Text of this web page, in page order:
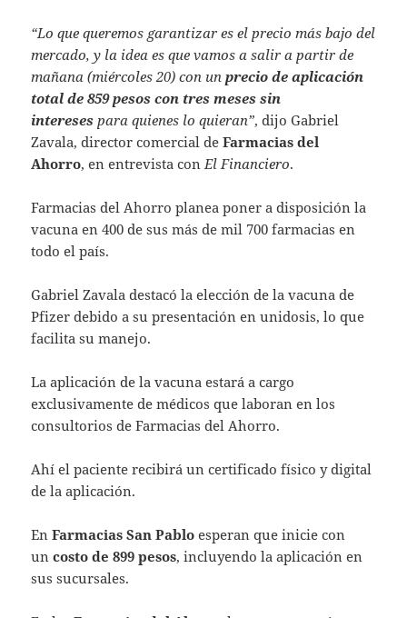
“Lo que queremos garantizar es el precio más bajo del
mercado, y la idea es que vamos a salir a partir de
mañana (miércoles 20) con unprecio de aplicación
total de 859 pesos con tres meses sin
intereses para quienes lo quieran”, dijo Gabriel
Zavala, director comercial deFarmacias del
Ahorro, en entrevista con El Financiero.
Farmacias del Ahorro planea poner a disposición la
vacuna en 400 de sus más de mil 700 farmacias en
todo el país.
Gabriel Zavala destacó la elección de la vacuna de
Pfizer debido a su presentación en unidosis, lo que
facilita su manejo.
La aplicación de la vacuna estará a cargo
exclusivamente de médicos que laboran en los
consultorios de Farmacias del Ahorro.
Ahí el paciente recibirá un certificado físico y digital
de la aplicación.
EnFarmacias San Pablo esperan que inicie con
uncosto de 899 pesos, incluyendo la aplicación en
sus sucursales.